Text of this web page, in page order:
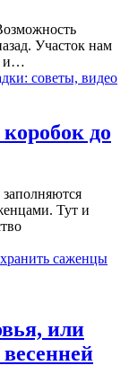
Участок нам
и…
советы, видео
до
Тут и
саженцы
или